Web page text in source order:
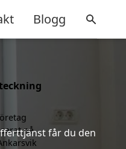
Blogg
får du den
på